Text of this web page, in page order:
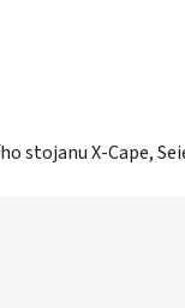
stojanu X-Cape,